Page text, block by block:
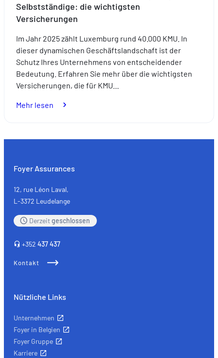
Selbstständige: die wichtigsten
Versicherungen
Im Jahr 2025 zählt Luxemburg rund 40.000 KMU. In
dieser dynamischen Geschäftslandschaft ist der
Schutz Ihres Unternehmens von entscheidender
Bedeutung. Erfahren Sie mehr über die wichtigsten
Versicherungen, die für KMU…
Mehr lesen
mittlere
Selbstständige:
die
Versicherungen
Foyer Assurances
12, rue Léon Laval,
L-3372 Leudelange
Derzeitgeschlossen
+352 437 437
Kontakt
Nützliche Links
Unternehmen
Foyer in Belgien
Foyer Gruppe
Karriere